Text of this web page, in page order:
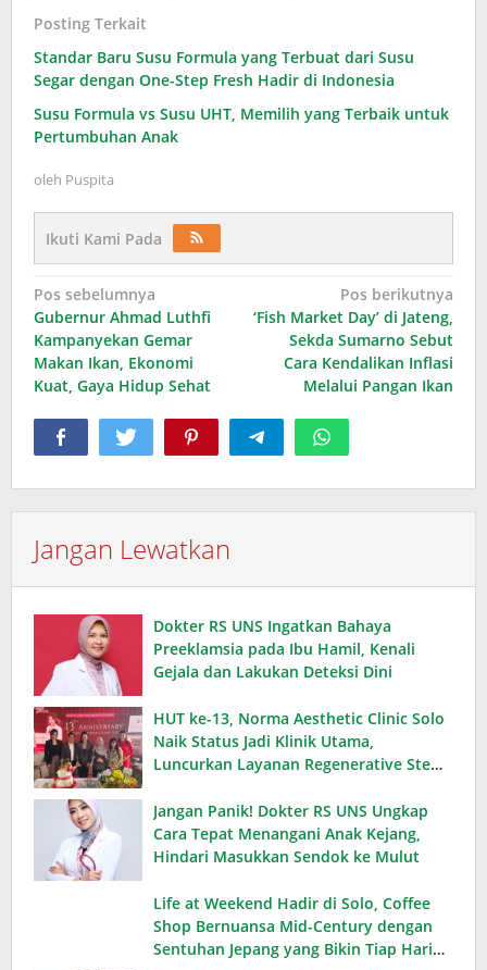
Posting Terkait
Standar Baru Susu Formula yang Terbuat dari Susu
Segar dengan One-Step Fresh Hadir di Indonesia
Susu Formula vs Susu UHT, Memilih yang Terbaik untuk
Pertumbuhan Anak
oleh Puspita
Ikuti Kami Pada
Navigasi
pos
Pos sebelumnya
Gubernur Ahmad Luthfi
Kampanyekan Gemar
Makan Ikan, Ekonomi
Kuat, Gaya Hidup Sehat
Pos berikutnya
‘Fish Market Day’ di Jateng,
Sekda Sumarno Sebut
Cara Kendalikan Inflasi
Melalui Pangan Ikan
Jangan Lewatkan
Dokter RS UNS Ingatkan Bahaya
Preeklamsia pada Ibu Hamil, Kenali
Gejala dan Lakukan Deteksi Dini
HUT ke-13, Norma Aesthetic Clinic Solo
Naik Status Jadi Klinik Utama,
Luncurkan Layanan Regenerative Stem
Jangan Panik! Dokter RS UNS Ungkap
Cara Tepat Menangani Anak Kejang,
Hindari Masukkan Sendok ke Mulut
Life at Weekend Hadir di Solo, Coffee
Shop Bernuansa Mid-Century dengan
Sentuhan Jepang yang Bikin Tiap Hari